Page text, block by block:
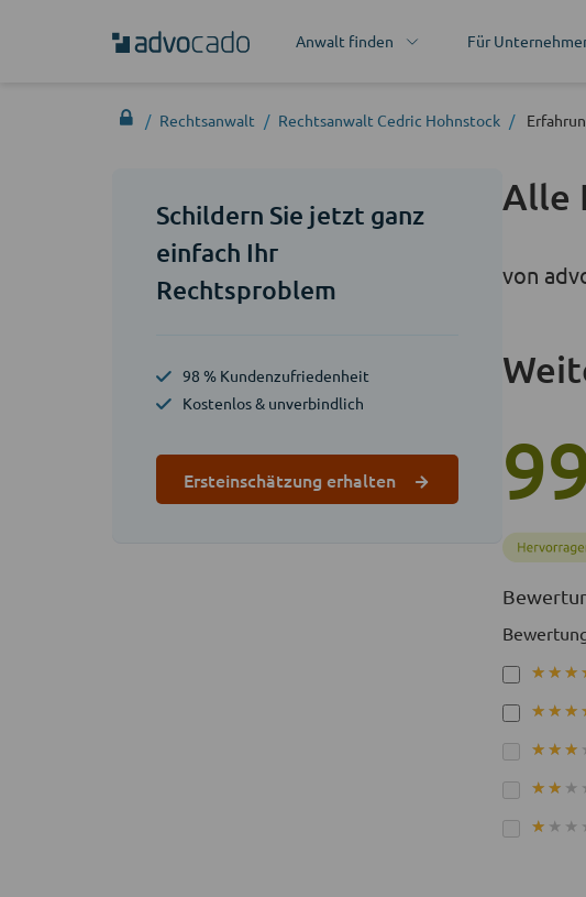
Anwalt finden Für
Rechtsanwalt Rechtsanwalt Cedric Hohnstock
Schildern Sie jetzt ganz
einfach Ihr
Rechtsproblem
98 % Kundenzufriedenheit
Kostenlos & unverbindlich
Ersteinschätzung erhalten
Alle
von